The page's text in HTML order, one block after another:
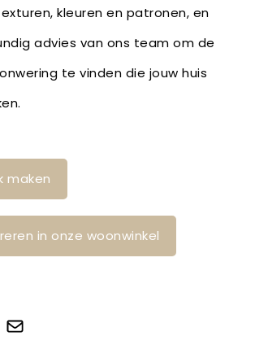
kleuren en patronen, en
advies van ons team om de
te vinden die jouw huis
maken
in onze woonwinkel